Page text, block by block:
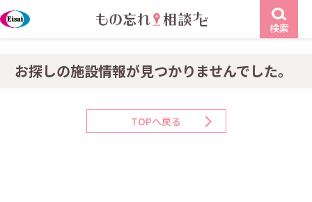
検索
お探しの施設情報が見つかりませんでした。
TOPへ戻る